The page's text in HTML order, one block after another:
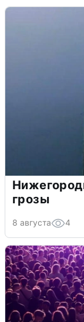
грозы
8 августа 4